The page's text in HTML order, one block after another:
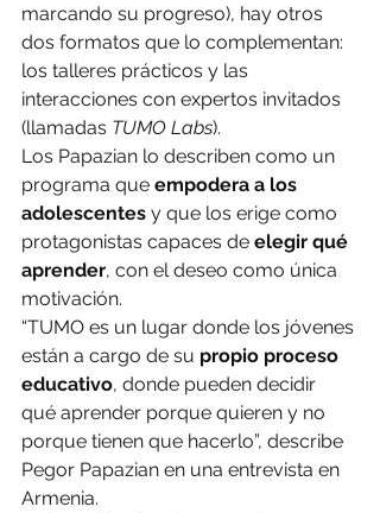
marcando su progreso), hay otros
dos formatos que lo complementan:
los talleres prácticos y las
interacciones con expertos invitados
(llamadas TUMO Labs).
Los Papazian lo describen como un
programa que empodera a los
adolescentes y que los erige como
protagonistas capaces de elegir qué
aprender, con el deseo como única
motivación.
“TUMO es un lugar donde los jóvenes
están a cargo de su propio proceso
educativo, donde pueden decidir
qué aprender porque quieren y no
porque tienen que hacerlo”, describe
Pegor Papazian en una entrevista en
Armenia.